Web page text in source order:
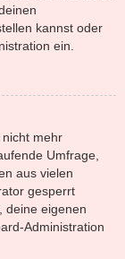
kannst oder
ein.
mehr
Umfrage,
aus vielen
gesperrt
deine eigenen
Administration